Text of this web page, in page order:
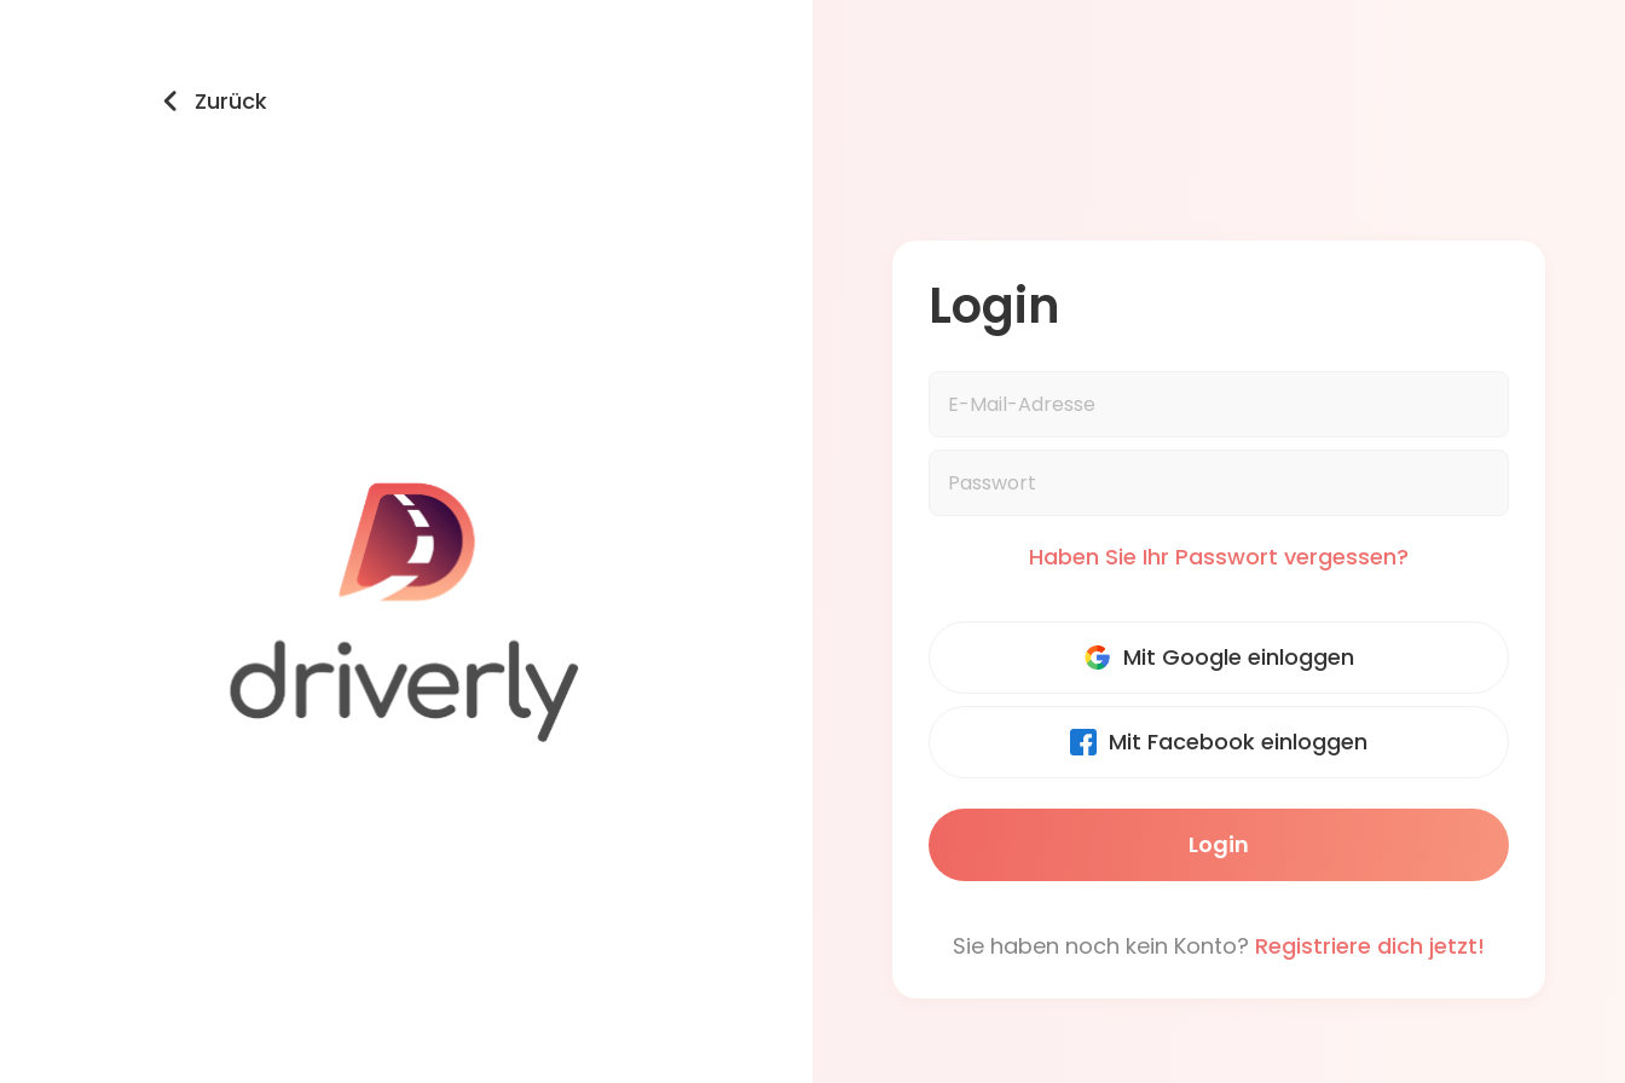
Zurück
Login
Haben Sie Ihr Passwort vergessen?
Mit Google einloggen
Mit Facebook einloggen
Sie haben noch kein Konto? Registriere dich jetzt!